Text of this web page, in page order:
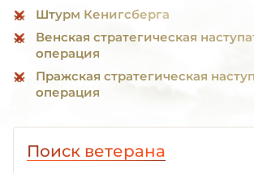
Штурм Кенигсберга
Венская стратегическая
операция
Пражская стратегическая
операция
Поиск ветерана